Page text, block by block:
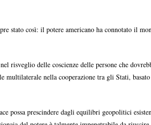
stato così: il potere americano ha connotato il
risveglio delle coscienze delle persone che
multilaterale nella cooperazione tra gli Stati,
possa prescindere dagli equilibri geopolitici